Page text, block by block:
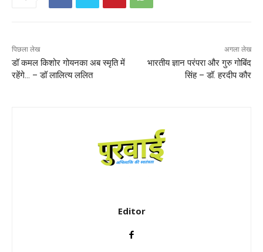
पिछला लेख
डॉ कमल किशोर गोयनका अब स्मृति में
रहेंगे… – डॉ लालित्य ललित
अगला लेख
भारतीय ज्ञान परंपरा और गुरु गोबिंद
सिंह – डॉ. हरदीप कौर
Editor